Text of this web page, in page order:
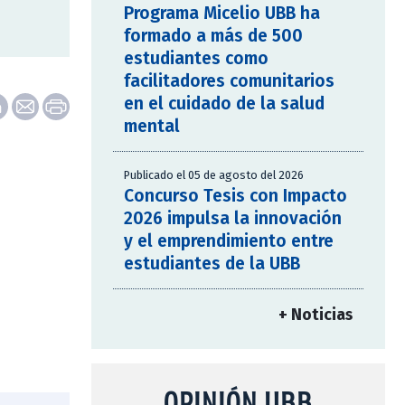
Programa Micelio UBB ha
formado a más de 500
estudiantes como
facilitadores comunitarios
en el cuidado de la salud
mental
Publicado el 05 de agosto del 2026
Concurso Tesis con Impacto
2026 impulsa la innovación
y el emprendimiento entre
estudiantes de la UBB
+ Noticias